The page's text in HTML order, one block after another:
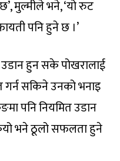
मुल्मीले भने, ‘यो रुट
पनि हुने छ ।’
हुन सके पोखरालाई
गर्न सकिने उनको भनाइ
पनि नियमित उडान
भने ठूलो सफलता हुने